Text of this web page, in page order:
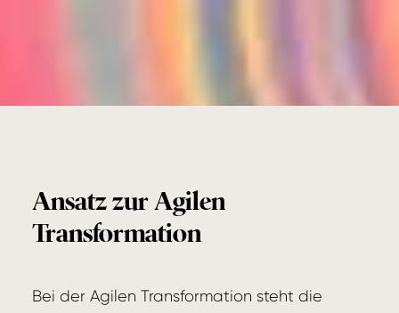
Ansatz zur Agilen
Transformation
Bei der Agilen Transformation steht die